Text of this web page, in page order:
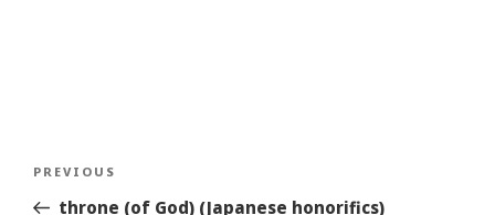
Previous
Story
PREVIOUS
throne (of God) (Japanese honorifics)